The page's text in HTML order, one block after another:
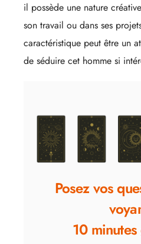
il possède une nature
son travail ou dans ses
caractéristique peut être un
de séduire cet homme si
Posez vos
10